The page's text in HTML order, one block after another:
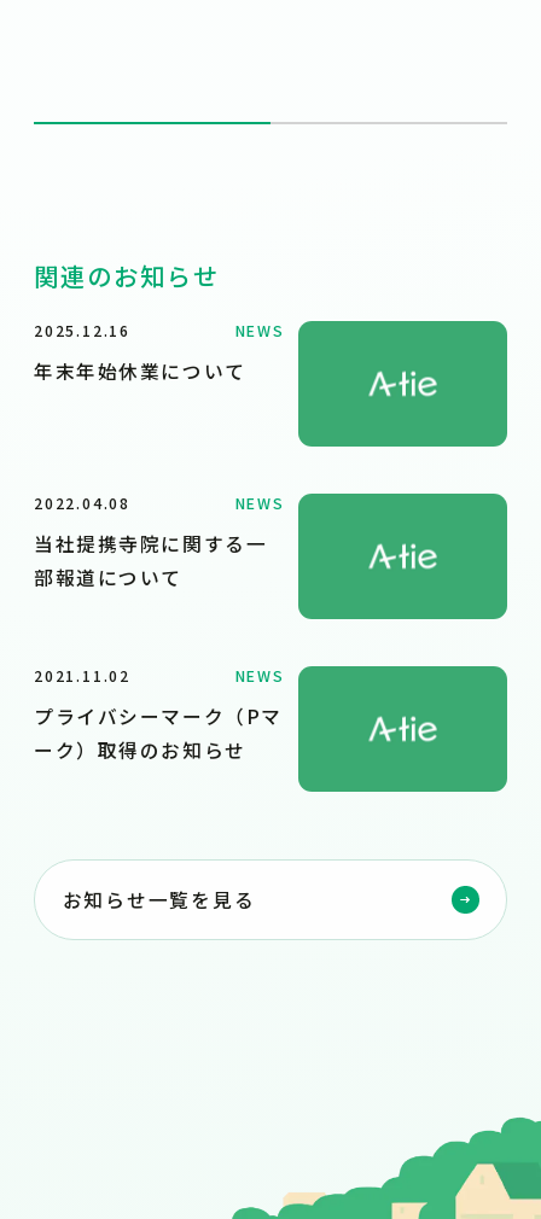
関連のお知らせ
お知らせ一覧を見る
2025.12.16 NEWS
年末年始休業について
2022.04.08 NEWS
当社提携寺院に関する一
部報道について
2021.11.02 NEWS
プライバシーマーク（Pマ
ーク）取得のお知らせ